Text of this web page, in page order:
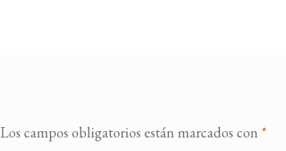
Los campos obligatorios están marcados con *